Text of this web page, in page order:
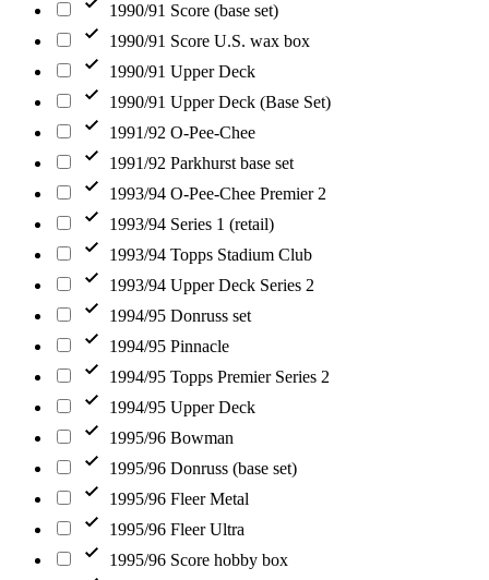
1990/91 Score (base set)
1990/91 Score U.S. wax box
1990/91 Upper Deck
1990/91 Upper Deck (Base Set)
1991/92 O-Pee-Chee
1991/92 Parkhurst base set
1993/94 O-Pee-Chee Premier 2
1993/94 Series 1 (retail)
1993/94 Topps Stadium Club
1993/94 Upper Deck Series 2
1994/95 Donruss set
1994/95 Pinnacle
1994/95 Topps Premier Series 2
1994/95 Upper Deck
1995/96 Bowman
1995/96 Donruss (base set)
1995/96 Fleer Metal
1995/96 Fleer Ultra
1995/96 Score hobby box